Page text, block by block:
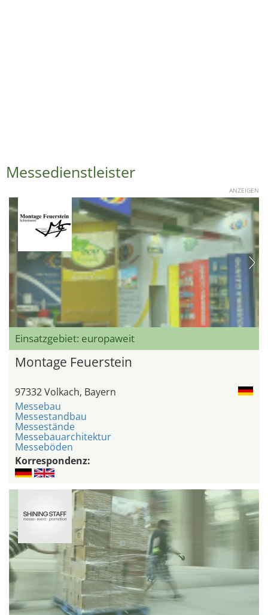
Messedienstleister
ANZEIGEN
Einsatzgebiet: europaweit
Montage Feuerstein
97332 Volkach, Bayern
Messebau
Messestandbau
Messestände
Messebauarchitektur
Messeböden
Korrespondenz: